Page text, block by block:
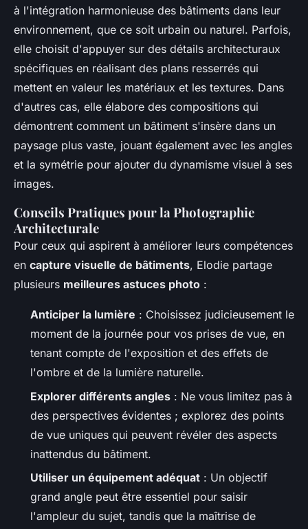
à l'intégration harmonieuse des bâtiments dans leur
environnement, que ce soit urbain ou naturel. Parfois,
elle choisit d'appuyer sur des détails architecturaux
spécifiques en réalisant des plans resserrés qui
mettent en valeur les matériaux et les textures. Dans
d'autres cas, elle élabore des compositions qui
démontrent comment un bâtiment s'insère dans un
paysage plus vaste, jouant également avec les angles
et la symétrie pour ajouter du dynamisme visuel à ses
images.
Conseils Pratiques pour la Photographie
Architecturale
Pour ceux qui aspirent à améliorer leurs compétences
en capture visuelle de bâtiments, Elodie partage
plusieurs meilleures astuces photo :
Anticiper la lumière : Choisissez judicieusement le
moment de la journée pour vos prises de vue, en
tenant compte de l'exposition et des effets de
l'ombre et de la lumière naturelle.
Explorer différents angles : Ne vous limitez pas à
des perspectives évidentes ; explorez des points
de vue uniques qui peuvent révéler des aspects
inattendus du bâtiment.
Utiliser un équipement adéquat : Un objectif
grand angle peut être essentiel pour saisir
l'ampleur du sujet, tandis que la maîtrise de